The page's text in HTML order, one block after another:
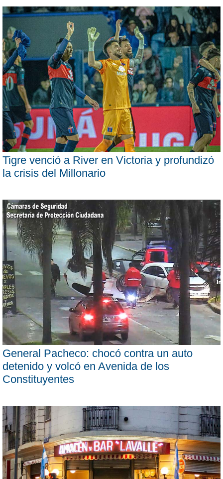
Tigre venció a River en Victoria y profundizó
la crisis del Millonario
General Pacheco: chocó contra un auto
detenido y volcó en Avenida de los
Constituyentes